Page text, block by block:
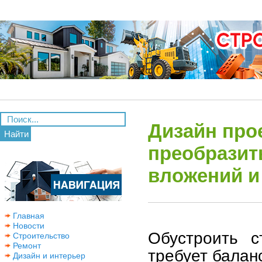
Найти
Главная
Новости
Строительство
Ремонт
Дизайн и интерьер
Дизайн
вложений
Обустроить
требует